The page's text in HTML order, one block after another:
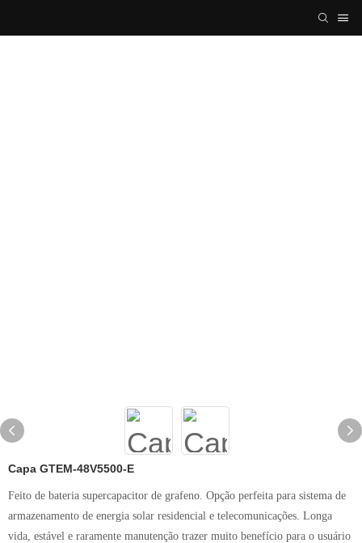
Capa GTEM-48V5500-E
Feito de bateria supercapacitor de grafeno. Opção perfeita para sistema de
armazenamento de energia solar residencial e telecomunicações. Longa
vida, estável e raramente manutenção trazer muito benefício para o usuário